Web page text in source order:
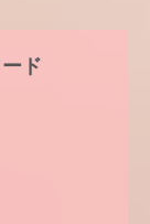
ド